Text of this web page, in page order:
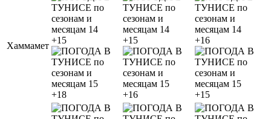
Хаммамет
+15
+18
+15
+16
+16
+15